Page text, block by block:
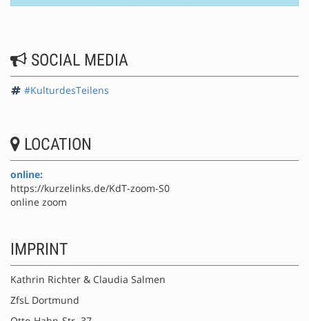
SOCIAL MEDIA
#KulturdesTeilens
LOCATION
online:
https://kurzelinks.de/KdT-zoom-S0
online zoom
IMPRINT
Kathrin Richter & Claudia Salmen
ZfsL Dortmund